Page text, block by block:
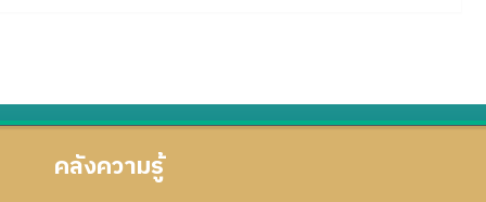
คลังความรู้